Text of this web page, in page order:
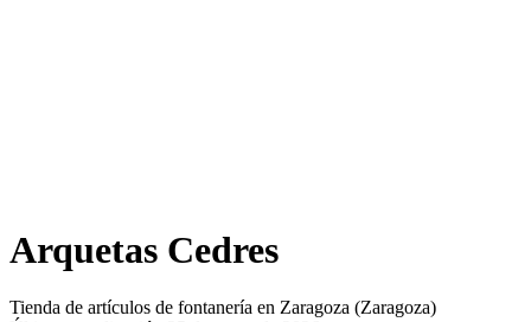
Arquetas Cedres
Tienda de artículos de fontanería en Zaragoza (Zaragoza)